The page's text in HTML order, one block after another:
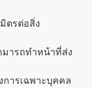
ตรต่อสิ่ง
มารถทำหน้าที่ส่ง
ารเฉพาะบุคคล